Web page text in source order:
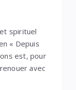
spirituel
« Depuis
est, pour
avec